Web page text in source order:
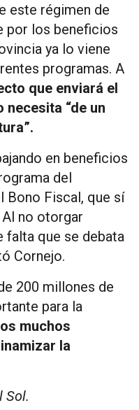
este régimen de
por los beneficios
ya lo viene
programas. A
que enviará el
“de un
en beneficios
del
Bono Fiscal, que sí
no otorgar
falta que se debata
Cornejo.
200 millones de
para la
muchos
la
Sol.